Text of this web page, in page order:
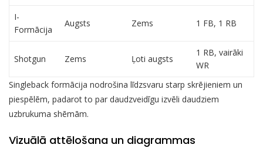
I-
Formācija
Augsts Zems 1 FB, 1 RB
Shotgun Zems Ļoti augsts
1 RB, vairāki
WR
Singleback formācija nodrošina līdzsvaru starp skrējieniem un
piespēlēm, padarot to par daudzveidīgu izvēli daudziem
uzbrukuma shēmām.
Vizuālā attēlošana un diagrammas